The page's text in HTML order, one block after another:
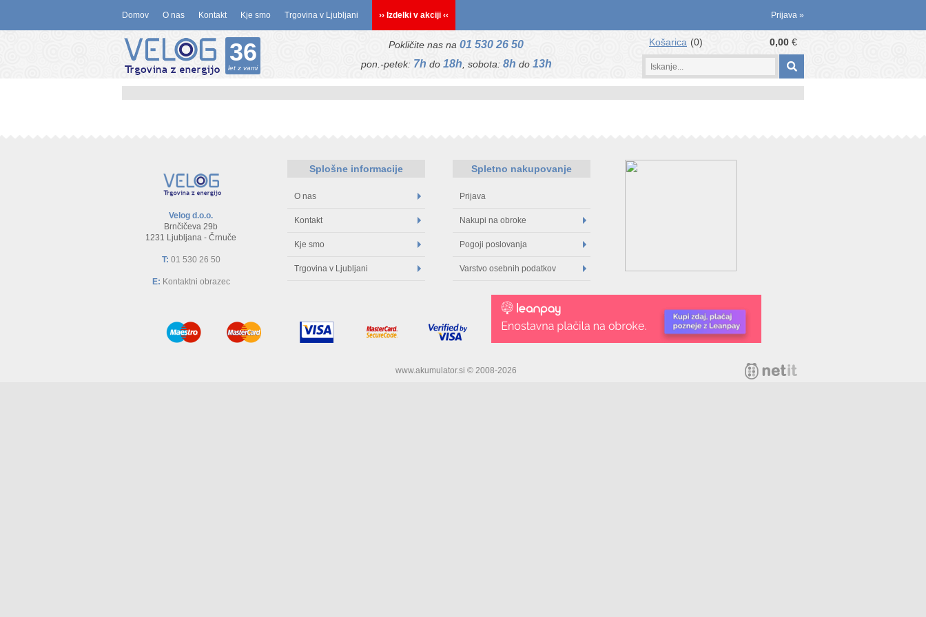
Domov O nas Kontakt Kje smo Trgovina v Ljubljani ›› Izdelki v akciji ‹‹ Prijava »
Košarica 0 0,00 €
36
let z vami
Pokličite nas na 01 530 26 50
pon.-petek: 7h do 18h , sobota: 8h do 13h
Velog d.o.o.
Brnčičeva 29b
1231 Ljubljana - Črnuče
T: 01 530 26 50
E: Kontaktni obrazec
Splošne informacije
O nas
Kontakt
Kje smo
Trgovina v Ljubljani
Spletno nakupovanje
Prijava
Nakupi na obroke
Pogoji poslovanja
Varstvo osebnih podatkov
www.akumulator.si © 2008-2026